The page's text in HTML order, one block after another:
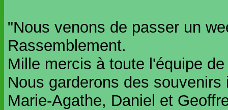
"Nous venons de passer un
Rassemblement.
Mille mercis à toute l'équipe
Nous garderons des
Marie-Agathe, Daniel et